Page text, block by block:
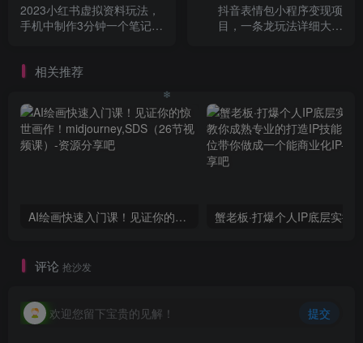
2023小红书虚拟资料玩法，
手机中制作3分钟一个笔记不
抖音表情包小程序变现项
目，一条龙玩法详细大解
相关推荐
AI绘画快速入门课！见证你的惊世画作！midjourney,SDS（26节视频课）
评论 抢沙发
欢迎您留下宝贵的见解！ 提交